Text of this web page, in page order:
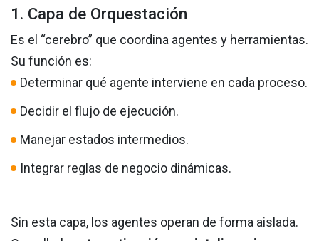
1. Capa de Orquestación
Es el “cerebro” que coordina agentes y herramientas.
Su función es:
Determinar qué agente interviene en cada proceso.
Decidir el flujo de ejecución.
Manejar estados intermedios.
Integrar reglas de negocio dinámicas.
Sin esta capa, los agentes operan de forma aislada.